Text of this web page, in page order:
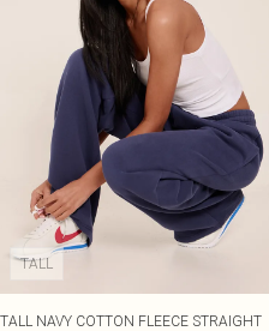
TALL
TALL NAVY COTTON FLEECE STRAIGHT